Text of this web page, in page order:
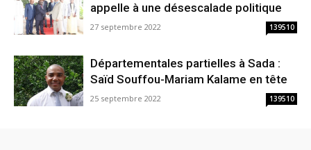
appelle à une désescalade politique
27 septembre 2022 139510
Départementales partielles à Sada :
Saïd Souffou-Mariam Kalame en tête
25 septembre 2022 139510